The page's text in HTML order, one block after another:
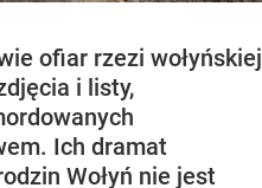
ofiar rzezi wołyńskiej
i listy,
Ich dramat
Wołyń nie jest